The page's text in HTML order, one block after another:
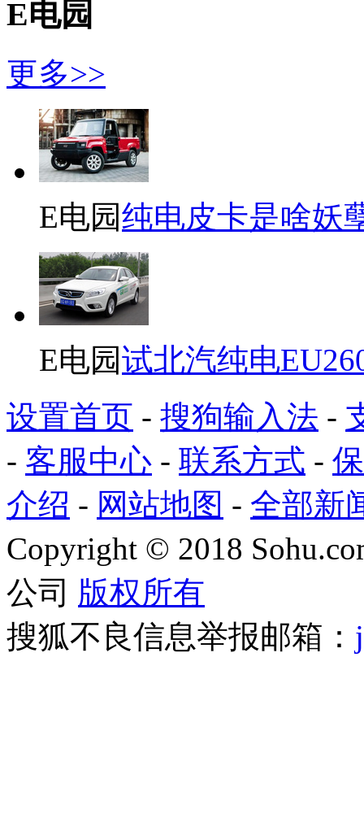
E电园
更多>>
E电园纯电皮卡是啥妖
E电园试北汽纯电
设置首页 - 搜狗输入法 -
- 客服中心 - 联系方式 -
介绍 - 网站地图 - 全部新
Copyright © 2018
公司 版权所有
搜狐不良信息举报邮箱：